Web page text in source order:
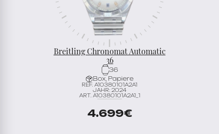
Breitling Chronomat Automatic
36
36
Box, Papiere
REF. A10380101A2A1
JAHR: 2024
ART. A10380101A2A1_1
4.699€